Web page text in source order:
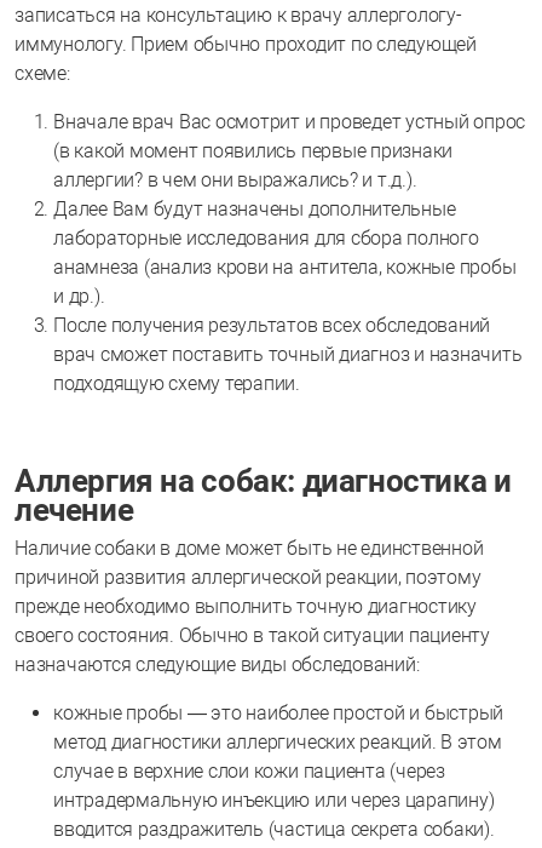
записаться на консультацию к врачу аллергологу-
иммунологу. Прием обычно проходит по следующей
схеме:
Вначале врач Вас осмотрит и проведет устный опрос
(в какой момент появились первые признаки
аллергии? в чем они выражались? и т.д.).
Далее Вам будут назначены дополнительные
лабораторные исследования для сбора полного
анамнеза (анализ крови на антитела, кожные пробы
и др.).
После получения результатов всех обследований
врач сможет поставить точный диагноз и назначить
подходящую схему терапии.
Аллергия на собак: диагностика и
лечение
Наличие собаки в доме может быть не единственной
причиной развития аллергической реакции, поэтому
прежде необходимо выполнить точную диагностику
своего состояния. Обычно в такой ситуации пациенту
назначаются следующие виды обследований:
кожные пробы — это наиболее простой и быстрый
метод диагностики аллергических реакций. В этом
случае в верхние слои кожи пациента (через
интрадермальную инъекцию или через царапину)
вводится раздражитель (частица секрета собаки).